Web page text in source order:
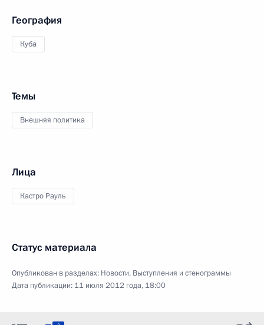
География
Куба
Темы
Внешняя политика
Лица
Кастро Рауль
Статус материала
Опубликован в разделах: Новости, Выступления и стенограммы
Дата публикации: 11 июля 2012 года, 18:00